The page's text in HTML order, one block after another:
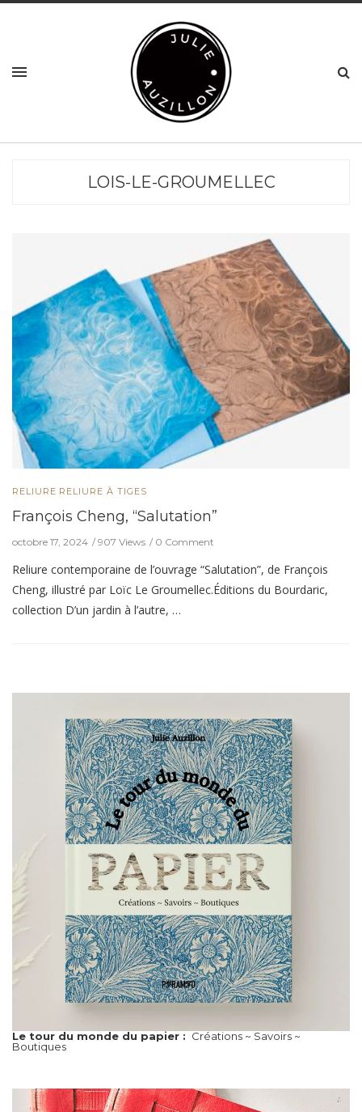
LOIS-LE-GROUMELLEC
RELIURE RELIURE À TIGES
François Cheng, “Salutation”
octobre 17, 2024 907 Views 0 Comment
Reliure contemporaine de l’ouvrage “Salutation”, de François
Cheng, illustré par Loïc Le Groumellec.Éditions du Bourdaric,
collection D’un jardin à l’autre, …
Le tour du monde du papier : Créations ~ Savoirs ~
Boutiques